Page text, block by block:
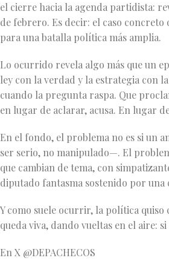
el cierre hacia la agenda partidista:
de febrero. Es decir: el caso
para una batalla política más amplia.
Lo ocurrido revela algo más que un
ley con la verdad y la estrategia con
cuando la pregunta raspa. Que
en lugar de aclarar, acusa. En lugar
En el fondo, el problema no es si un
ser serio, no manipulado—. El
que cambian de tema, con
diputado fantasma sostenido por
Y como suele ocurrir, la política
queda viva, dando vueltas en el aire:
En X @DEPACHECOS